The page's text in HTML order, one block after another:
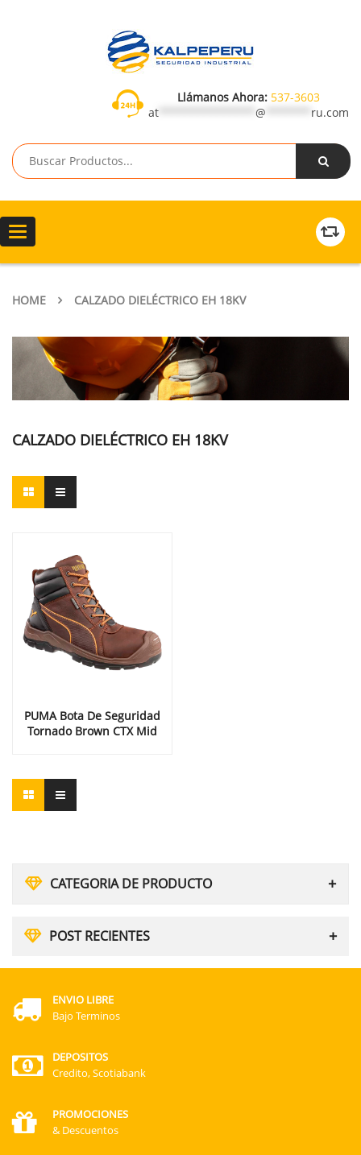
Llámanos Ahora: 537-3603
at
@ ru.com
Toggle
navigation
HOME CALZADO DIELÉCTRICO EH 18KV
CATEGORIA DE PRODUCTO
POST RECIENTES
CALZADO DIELÉCTRICO EH 18KV
PUMA Bota De Seguridad
Tornado Brown CTX Mid
ENVIO LIBRE
Bajo Terminos
DEPOSITOS
Credito, Scotiabank
PROMOCIONES
& Descuentos